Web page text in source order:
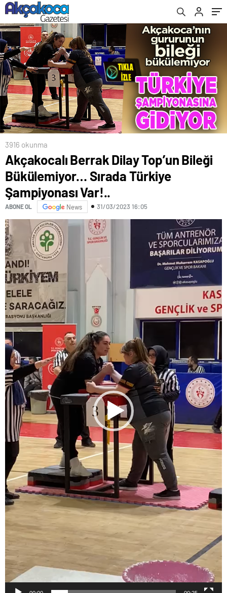
Var!..
3916 okunma
Akçakocalı Berrak Dilay Top’un Bileği
Bükülemiyor… Sırada Türkiye
Şampiyonası Var!..
ABONE OL News 31/03/2023 16:05
Video
oynatıcı